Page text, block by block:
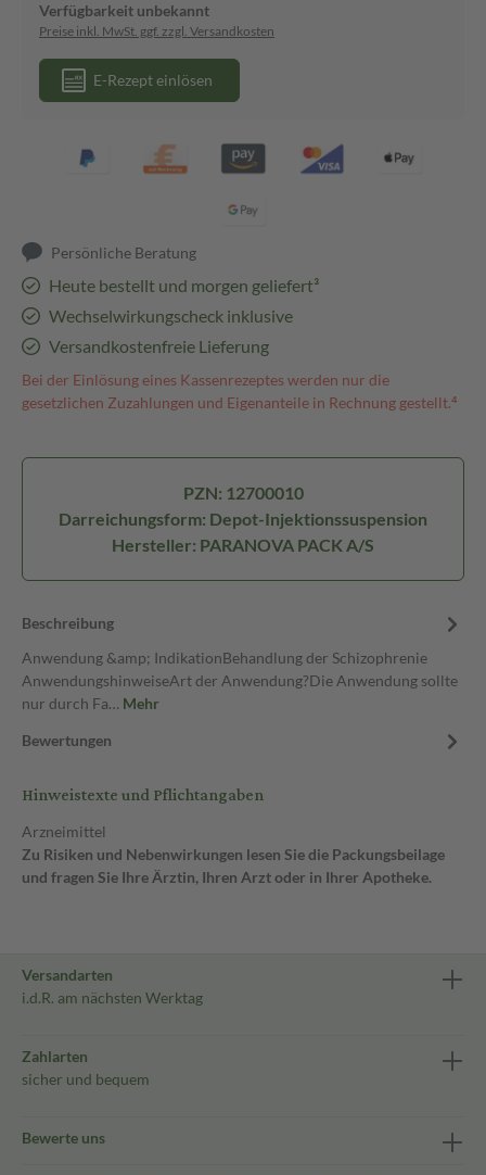
Verfügbarkeit unbekannt
Preise inkl. MwSt. ggf. zzgl. Versandkosten
E-Rezept einlösen
Persönliche Beratung
Heute bestellt und morgen geliefert³
Wechselwirkungscheck inklusive
Versandkostenfreie Lieferung
Bei der Einlösung eines Kassenrezeptes werden nur die
gesetzlichen Zuzahlungen und Eigenanteile in Rechnung gestellt.⁴
PZN: 12700010
Darreichungsform: Depot-Injektionssuspension
Hersteller: PARANOVA PACK A/S
Beschreibung
Anwendung &amp; IndikationBehandlung der Schizophrenie
AnwendungshinweiseArt der Anwendung?Die Anwendung sollte
nur durch Fa… Mehr
Bewertungen
Hinweistexte und Pflichtangaben
Arzneimittel
Zu Risiken und Nebenwirkungen lesen Sie die Packungsbeilage
und fragen Sie Ihre Ärztin, Ihren Arzt oder in Ihrer Apotheke.
Versandarten
i.d.R. am nächsten Werktag
Zahlarten
sicher und bequem
Bewerte uns